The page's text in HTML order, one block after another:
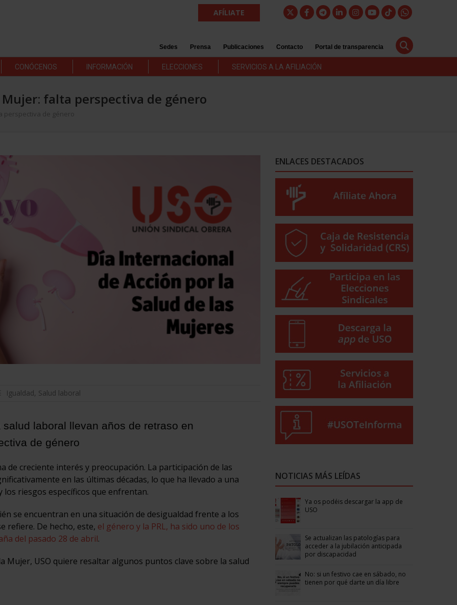
AFÍLIATE
Sedes Prensa Publicaciones Contacto Portal de transparencia
CONÓCENOS INFORMACIÓN ELECCIONES SERVICIOS A LA AFILIACIÓN
falta perspectiva de género
de género
Igualdad, Salud laboral
laboral llevan años de retraso en
de género
de creciente interés y preocupación. La participación de las
en las últimas décadas, lo que ha llevado a una
riesgos específicos que enfrentan.
se encuentran en una situación de desigualdad frente a los
refiere. De hecho, este, el género y la PRL, ha sido uno de los
del pasado 28 de abril.
Mujer, USO quiere resaltar algunos puntos clave sobre la salud
ENLACES DESTACADOS
NOTICIAS MÁS LEÍDAS
Ya os podéis descargar la app de
USO
Se actualizan las patologías para
acceder a la jubilación anticipada
por discapacidad
No: si un festivo cae en sábado, no
tienen por qué darte un día libre